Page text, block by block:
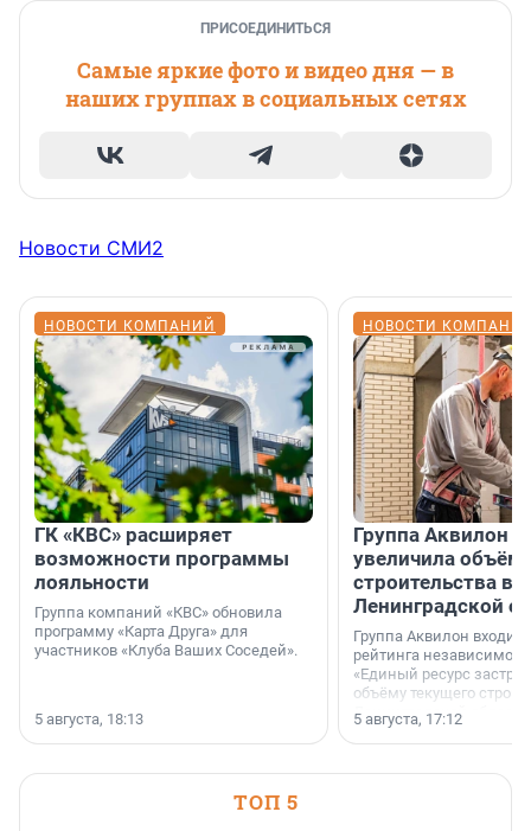
ПРИСОЕДИНИТЬСЯ
Самые яркие фото и видео дня — в
наших группах в социальных сетях
Новости СМИ2
НОВОСТИ КОМПАНИЙ
ГК «КВС» расширяет
возможности программы
лояльности
Группа компаний «КВС» обновила
программу «Карта Друга» для
участников «Клуба Ваших Соседей».
5 августа, 18:13
НОВОСТИ
Группа Аквилон
увеличила объём
строительства в
Ленинградской
Группа Аквилон входит
рейтинга независимого
«Единый ресурс
объёму текущего
Ленинградской
время компания
185 429 кв. метров
больше, чем в 1
5 августа, 17:12
ТОП 5